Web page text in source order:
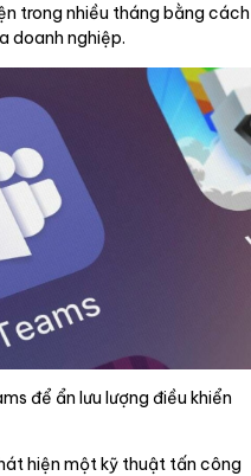
trong nhiều tháng bằng cách
doanh nghiệp.
để ẩn lưu lượng điều khiển
hiện một kỹ thuật tấn công